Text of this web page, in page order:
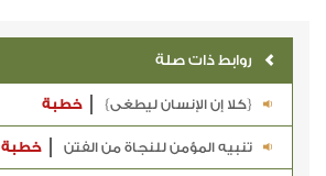
روابط ذات صلة
{كلا إن الإنسان ليطغى} خطبة
تنبيه المؤمن للنجاة من الفتن خطبة